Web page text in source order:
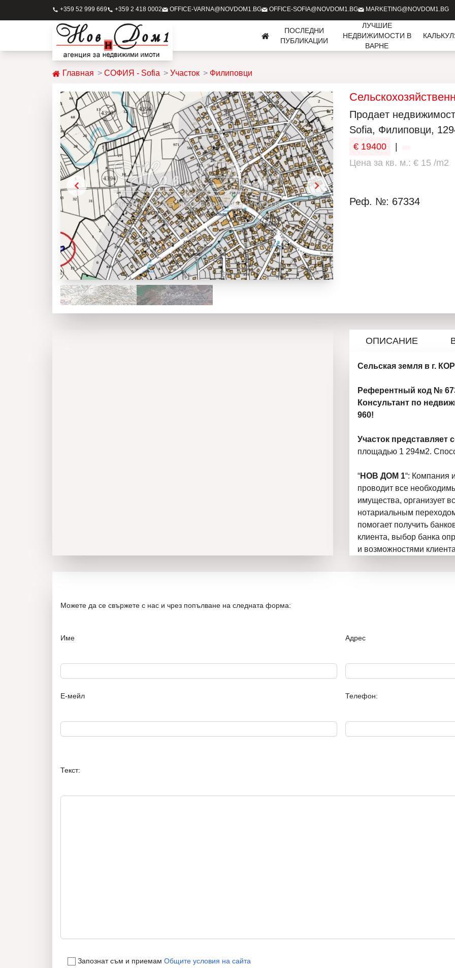
+359 52 999 669 +359 2 418 0002 OFFICE-VARNA@NOVDOM1.BG OFFICE-SOFIA@NOVDOM1.BG MARKETING@NOVDOM1.BG
ПОСЛЕДНИ
ПУБЛИКАЦИИ
ЛУЧШИЕ
НЕДВИЖИМОСТИ В
ВАРНЕ
Главная СОФИЯ - Sofia Участок Филиповци
Продаeт
Sofia, Филиповци,
€ 19400
Цена за кв. м.: € 15 /m2
Реф. №: 67334
ОПИСАНИЕ
Сельская земля в г.
Референтный код №
Консультант по
960!
Участок представляет
площадью 1 294м2.
“НОВ ДОМ 1“: Компания
проводит все
имущества, организует
нотариальным
помогает получить
клиента, выбор банка
и возможностями
Можете да се свържете с нас и чрез попълване на следната форма:
Име
Е-мейл
Адрес
Телефон:
Текст:
Запознат съм и приемам Общите условия на сайта